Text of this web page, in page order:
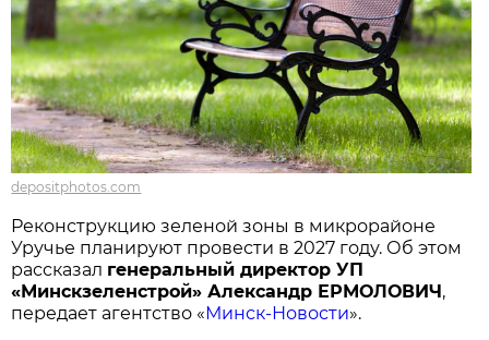
depositphotos.com
Реконструкцию зеленой зоны в микрорайоне
Уручье планируют провести в 2027 году. Об этом
рассказал генеральный директор УП
«Минскзеленстрой» Александр ЕРМОЛОВИЧ,
передает агентство «Минск-Новости».